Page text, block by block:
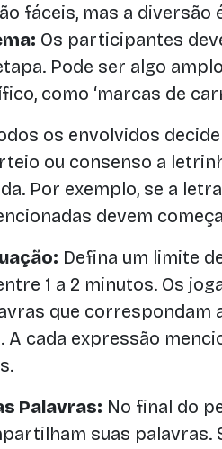
fáceis, mas a diversão
Os participantes
Pode ser algo
como ‘marcas de
os envolvidos
ou consenso a
Por exemplo, se a letra
devem
Defina um limite
1 a 2 minutos. Os
que correspondam
A cada expressão
Palavras: No final do
suas palavras.